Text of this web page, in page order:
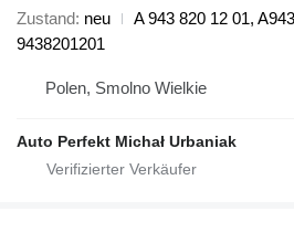
Zustand neu
A 943 820 12 01,
9438201201
Polen, Smolno Wielkie
Auto Perfekt Michał Urbaniak